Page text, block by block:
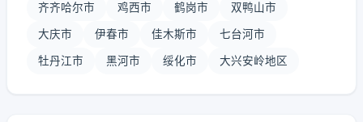
齐齐哈尔市 鸡西市 鹤岗市 双鸭山市
大庆市 伊春市 佳木斯市 七台河市
牡丹江市 黑河市 绥化市 大兴安岭地区